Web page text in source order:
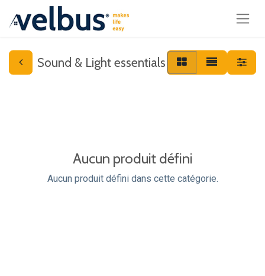
Sound & Light essentials
Aucun produit défini
Aucun produit défini dans cette catégorie.